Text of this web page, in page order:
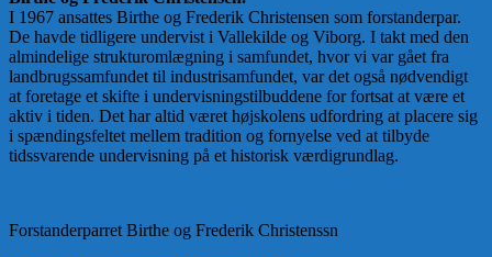
I 1967 ansattes Birthe og Frederik Christensen som forstanderpar.
De havde tidligere undervist i Vallekilde og Viborg. I takt med den
almindelige strukturomlægning i samfundet, hvor vi var gået fra
landbrugssamfundet til industrisamfundet, var det også nødvendigt
at foretage et skifte i undervisningstilbuddene for fortsat at være et
aktiv i tiden. Det har altid været højskolens udfordring at placere sig
i spændingsfeltet mellem tradition og fornyelse ved at tilbyde
tidssvarende undervisning på et historisk værdigrundlag.
Forstanderparret Birthe og Frederik Christenssn